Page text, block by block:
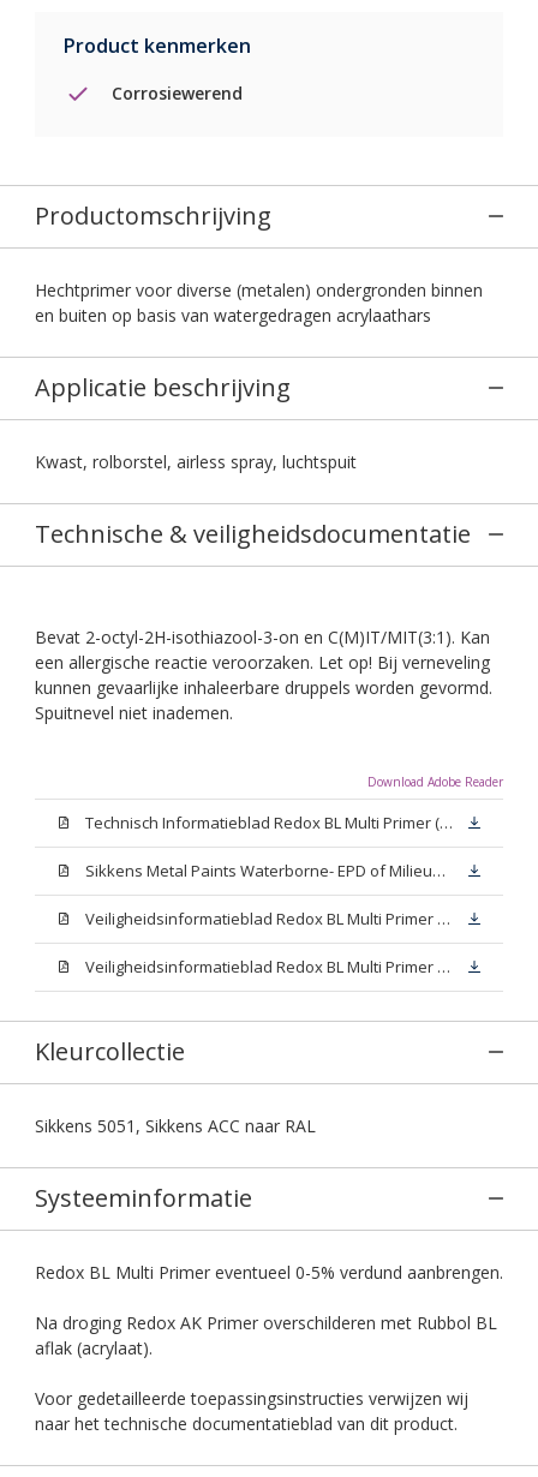
Product kenmerken
Corrosiewerend
Productomschrijving
Hechtprimer voor diverse (metalen) ondergronden binnen
en buiten op basis van watergedragen acrylaathars
Applicatie beschrijving
Kwast, rolborstel, airless spray, luchtspuit
Technische & veiligheidsdocumentatie
Bevat 2-octyl-2H-isothiazool-3-on en C(M)IT/MIT(3:1). Kan
een allergische reactie veroorzaken. Let op! Bij verneveling
kunnen gevaarlijke inhaleerbare druppels worden gevormd.
Spuitnevel niet inademen.
Download Adobe Reader
Technisch Informatieblad Redox BL Multi Primer (PDF)
Sikkens Metal Paints Waterborne- EPD of Milieuproductverklaring
Veiligheidsinformatieblad Redox BL Multi Primer W05 (MSDS)
Veiligheidsinformatieblad Redox BL Multi Primer N00 (MSDS)
Kleurcollectie
Sikkens 5051, Sikkens ACC naar RAL
Systeeminformatie
Redox BL Multi Primer eventueel 0-5% verdund aanbrengen.
Na droging Redox AK Primer overschilderen met Rubbol BL
aflak (acrylaat).
Voor gedetailleerde toepassingsinstructies verwijzen wij
naar het technische documentatieblad van dit product.